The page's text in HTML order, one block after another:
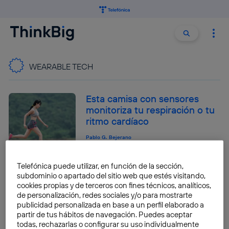
Buscar
WEARABLE TECH
Esta camisa con sensores
monitoriza tu respiración o tu
ritmo cardíaco
Pablo G. Bejerano
De la tecnología wearable a la
inyectable
Angela Bernardo
Telefónica puede utilizar, en función de la sección,
subdominio o apartado del sitio web que estés visitando,
cookies propias y de terceros con fines técnicos, analíticos,
de personalización, redes sociales y/o para mostrarte
publicidad personalizada en base a un perfil elaborado a
partir de tus hábitos de navegación. Puedes aceptar
todas, rechazarlas o configurar su uso individualmente